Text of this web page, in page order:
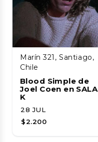
Marín 321, Santiago,
Chile
Blood Simple de
Joel Coen en SALA
K
28 JUL
$2.200